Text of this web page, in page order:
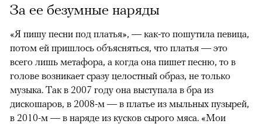
За ее безумные наряды
«Я пишу песни под платья», — как-то пошутила певица,
потом ей пришлось объясняться, что платья — это
всего лишь метафора, а когда она пишет песню, то в
голове возникает сразу целостный образ, не только
музыка. Так в 2007 году она выступала в бра из
дискошаров, в 2008-м — в платье из мыльных пузырей,
в 2010-м — в наряде из кусков сырого мяса. «Мои